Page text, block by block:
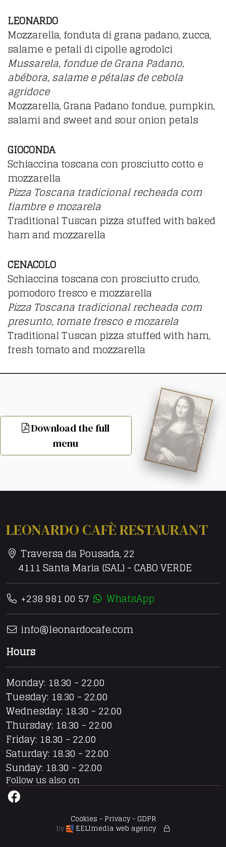
LEONARDO
Mozzarella, fonduta di grana padano, zucca,
salame e petali di cipolle agrodolci
Mussarela, fondue de Grana Padano,
abébora, salame e pétalas de cebola
agridoce
Mozzarella, Grana Padano fondue, pumpkin,
salami and sweet and sour onion petals
GIOCONDA
Schiaccina toscana con prosciutto cotto e
mozzarella
Pizza Toscana tradicional recheada com
fiambre e mozarela
Traditional Tuscan pizza stuffed with baked
ham and mozzarella
CENACOLO
Schiaccina toscana con prosciutto crudo,
pomodoro fresco e mozzarella
Pizza Toscana tradicional recheada com
presunto, tomate fresco e mozarela
Traditional Tuscan pizza stuffed with ham,
fresh tomato and mozzarella
Download the full
menu
LEONARDO CAFÈ RESTAURANT
Traversa da Pousada, 22
4111 Santa Maria (SAL) - CABO VERDE
+238 981 00 57
WhatsApp
info@leonardocafe.com
Hours
Monday: 18.30 - 22.00
Tuesday: 18.30 - 22.00
Wednesday: 18.30 - 22.00
Thursday: 18.30 - 22.00
Friday: 18.30 - 22.00
Saturday: 18.30 - 22.00
Sunday: 18.30 - 22.00
Follow us also on
Cookies - Privacy - GDPR
by
EELImedia web agency